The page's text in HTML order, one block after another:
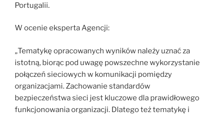
Portugalii.
W ocenie eksperta Agencji:
„Tematykę opracowanych wyników należy uznać za
istotną, biorąc pod uwagę powszechne wykorzystanie
połączeń sieciowych w komunikacji pomiędzy
organizacjami. Zachowanie standardów
bezpieczeństwa sieci jest kluczowe dla prawidłowego
funkcjonowania organizacji. Dlatego też tematykę i